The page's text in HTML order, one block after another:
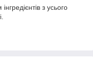
з усього